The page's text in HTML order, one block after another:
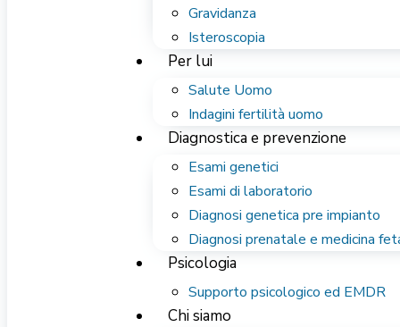
Gravidanza
Isteroscopia
Per lui
Salute Uomo
Indagini fertilità uomo
Diagnostica e prevenzione
Esami genetici
Esami di laboratorio
Diagnosi genetica pre impianto
Diagnosi prenatale e medicina
Psicologia
Supporto psicologico ed EMDR
Chi siamo